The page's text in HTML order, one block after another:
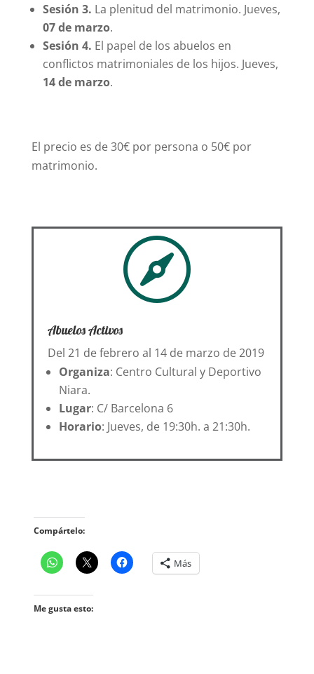
Sesión 3. La plenitud del matrimonio. Jueves,
07 de marzo.
Sesión 4. El papel de los abuelos en
conflictos matrimoniales de los hijos. Jueves,
14 de marzo.
El precio es de 30€ por persona o 50€ por
matrimonio.

Abuelos Activos
Del 21 de febrero al 14 de marzo de 2019
Organiza: Centro Cultural y Deportivo
Niara.
Lugar: C/ Barcelona 6
Horario: Jueves, de 19:30h. a 21:30h.
Compártelo:
Más
Me gusta esto: